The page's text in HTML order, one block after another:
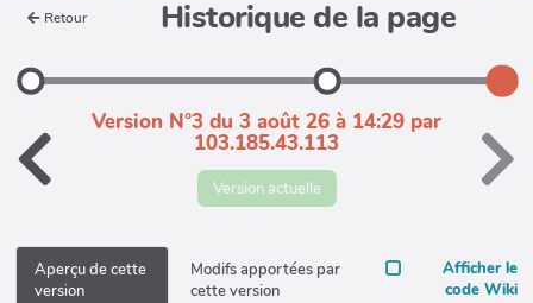
Retour Historique de la page
Version N°3 du 3 août 26 à 14:29 par
103.185.43.113
Version actuelle
Aperçu de cette
version
Modifs apportées par
cette version
Afficher le
code Wiki